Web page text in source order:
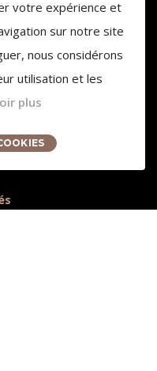
votre expérience et
sur notre site
nous considérons
utilisation et les
plus
930